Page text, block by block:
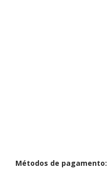
Métodos de pagamento: